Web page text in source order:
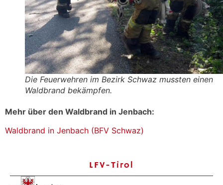
Die Feuerwehren im Bezirk Schwaz mussten einen
Waldbrand bekämpfen.
Mehr über den Waldbrand in Jenbach:
Waldbrand in Jenbach (BFV Schwaz)
LFV-Tirol